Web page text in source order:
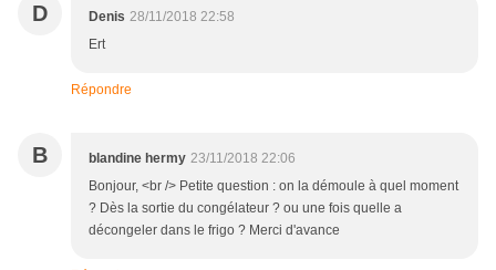
D Denis 28/11/2018 22:58
Ert
Répondre
B blandine hermy 23/11/2018 22:06
Bonjour, <br /> Petite question : on la démoule à quel moment
? Dès la sortie du congélateur ? ou une fois quelle a
décongeler dans le frigo ? Merci d'avance